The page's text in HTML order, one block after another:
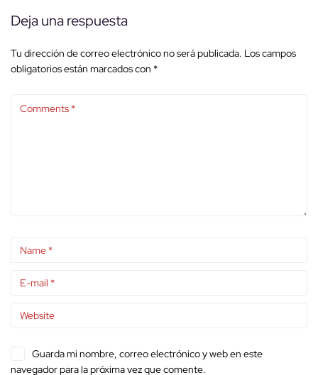
Deja una respuesta
Tu dirección de correo electrónico no será publicada. Los campos
obligatorios están marcados con *
Guarda mi nombre, correo electrónico y web en este
navegador para la próxima vez que comente.